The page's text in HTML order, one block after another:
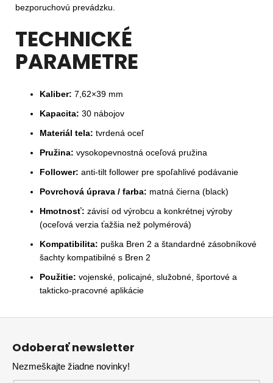
bezporuchovú prevádzku.
TECHNICKÉ
PARAMETRE
Kaliber: 7,62×39 mm
Kapacita: 30 nábojov
Materiál tela: tvrdená oceľ
Pružina: vysokopevnostná oceľová pružina
Follower: anti-tilt follower pre spoľahlivé podávanie
Povrchová úprava / farba: matná čierna (black)
Hmotnosť: závisí od výrobcu a konkrétnej výroby
(oceľová verzia ťažšia než polymérová)
Kompatibilita: puška Bren 2 a štandardné zásobníkové
šachty kompatibilné s Bren 2
Použitie: vojenské, policajné, služobné, športové a
takticko-pracovné aplikácie
Z
Odoberať newsletter
Nezmeškajte žiadne novinky!